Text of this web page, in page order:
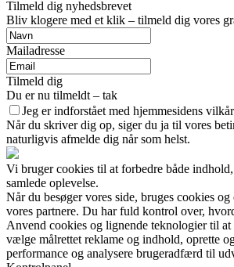
Tilmeld dig nyhedsbrevet
Bliv klogere med et klik – tilmeld dig vores
Mailadresse
Tilmeld dig
Du er nu tilmeldt – tak
Jeg er indforstået med hjemmesidens
Når du skriver dig op, siger du ja til vores
naturligvis afmelde dig når som helst.
Vi bruger cookies til at forbedre både
samlede oplevelse.
Når du besøger vores side, bruges cookies og
vores partnere. Du har fuld kontrol over,
Anvend cookies og lignende teknologier til
vælge målrettet reklame og indhold, oprette
performance og analysere brugeradfærd til